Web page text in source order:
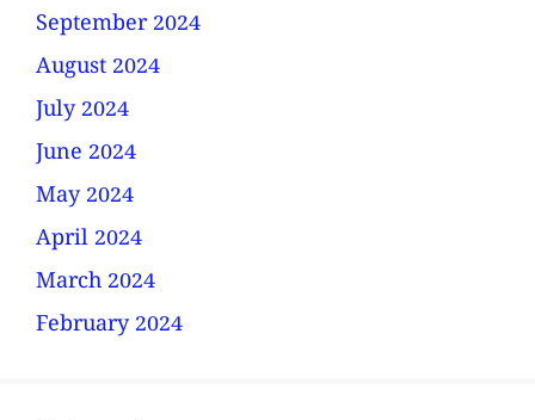
September 2024
August 2024
July 2024
June 2024
May 2024
April 2024
March 2024
February 2024